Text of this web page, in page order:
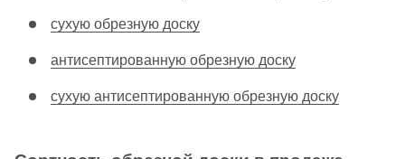
сухую обрезную доску
антисептированную обрезную доску
сухую антисептированную обрезную доску